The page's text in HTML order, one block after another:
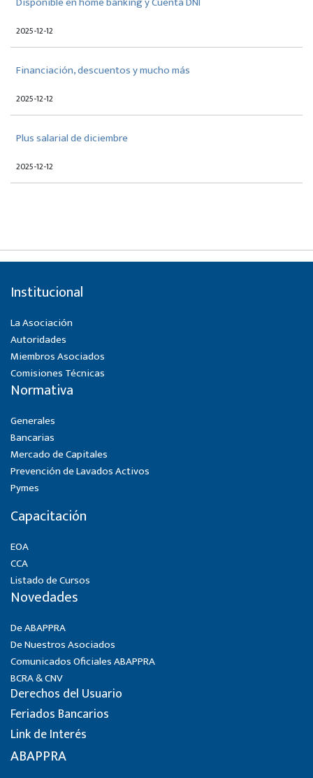
2025-12-12
Financiación, descuentos y mucho más
2025-12-12
Plus salarial de diciembre
2025-12-12
Institucional
La Asociación
Autoridades
Miembros Asociados
Comisiones Técnicas
Normativa
Generales
Bancarias
Mercado de Capitales
Prevención de Lavados Activos
Pymes
Capacitación
EOA
CCA
Listado de Cursos
Novedades
De ABAPPRA
De Nuestros Asociados
Comunicados Oficiales ABAPPRA
BCRA & CNV
Derechos del Usuario
Feriados Bancarios
Link de Interés
ABAPPRA